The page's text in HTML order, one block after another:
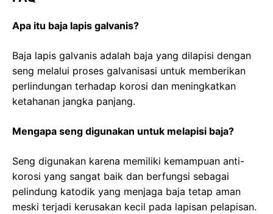
Apa itu baja lapis galvanis?
Baja lapis galvanis adalah baja yang dilapisi dengan
seng melalui proses galvanisasi untuk memberikan
perlindungan terhadap korosi dan meningkatkan
ketahanan jangka panjang.
Mengapa seng digunakan untuk melapisi baja?
Seng digunakan karena memiliki kemampuan anti-
korosi yang sangat baik dan berfungsi sebagai
pelindung katodik yang menjaga baja tetap aman
meski terjadi kerusakan kecil pada lapisan pelapisan.